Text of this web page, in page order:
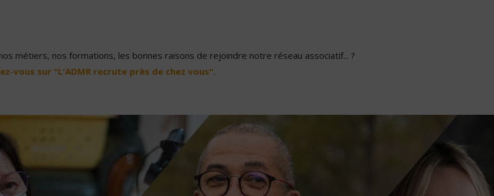
métiers, nos formations, les bonnes raisons de rejoindre notre réseau associatif... ?
vous sur "L'ADMR recrute près de chez vous".